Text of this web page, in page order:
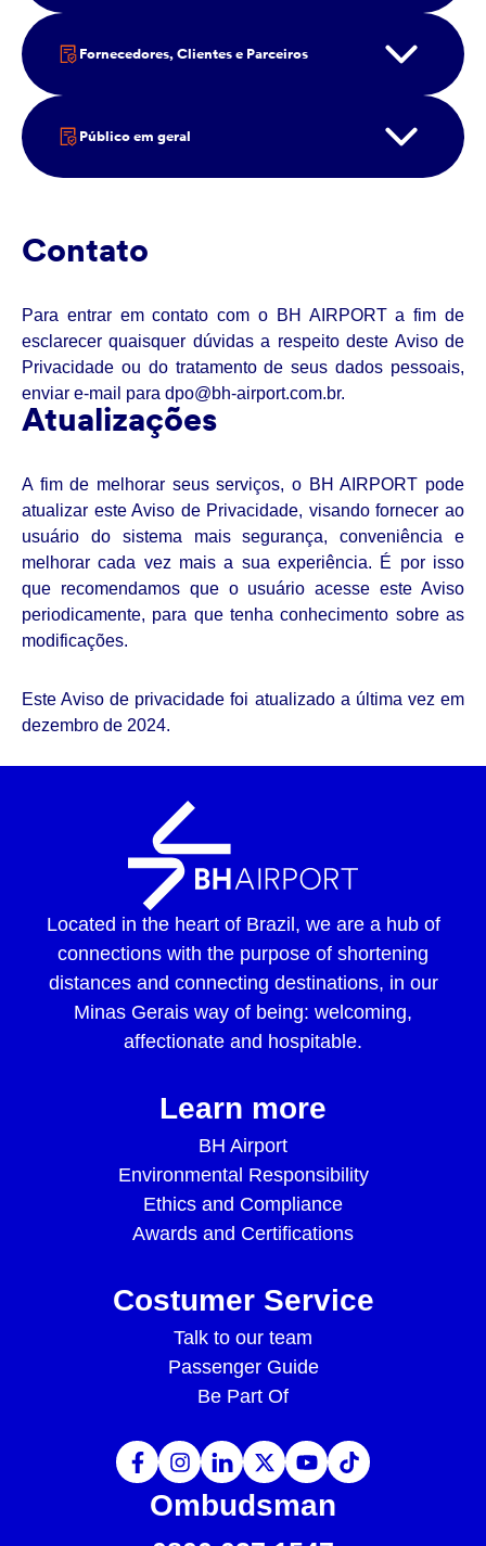
Fornecedores, Clientes e Parceiros
Público em geral
Contato
Para entrar em contato com o BH AIRPORT a fim de
esclarecer quaisquer dúvidas a respeito deste Aviso de
Privacidade ou do tratamento de seus dados pessoais,
enviar e-mail para dpo@bh-airport.com.br.
Atualizações
A fim de melhorar seus serviços, o BH AIRPORT pode
atualizar este Aviso de Privacidade, visando fornecer ao
usuário do sistema mais segurança, conveniência e
melhorar cada vez mais a sua experiência. É por isso
que recomendamos que o usuário acesse este Aviso
periodicamente, para que tenha conhecimento sobre as
modificações.
Este Aviso de privacidade foi atualizado a última vez em
dezembro de 2024.
Located in the heart of Brazil, we are a hub of
connections with the purpose of shortening
distances and connecting destinations, in our
Minas Gerais way of being: welcoming,
affectionate and hospitable.
Learn more
BH Airport
Environmental Responsibility
Ethics and Compliance
Awards and Certifications
Costumer Service
Talk to our team
Passenger Guide
Be Part Of
Ombudsman